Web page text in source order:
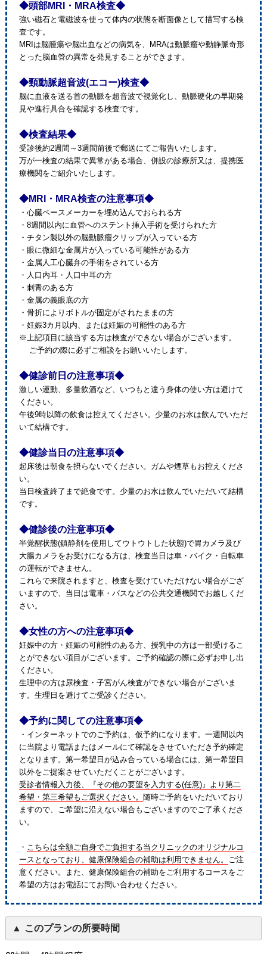
◆頭部MRI・MRA検査◆
強い磁石と電磁波を使って体内の状態を断面像として描写する検
査です。
MRIは脳腫瘍や脳出血などの病気を、MRAは動脈瘤や動静脈奇形
とった脳血管の異常を発見することができます。
◆頸動脈超音波(エコー)検査◆
脳に血液を送る首の動脈を超音波で視覚化し、動脈硬化の早期発
見や進行具合を確認する検査です。
◆検査結果◆
受診後約2週間～3週間前後で郵送にてご報告いたします。
万が一検査の結果で異常がある場合、併設の診療所又は、提携医
療機関をご紹介いたします。
◆MRI・MRA検査の注意事項◆
・心臓ペースメーカーを埋め込んでおられる方
・8週間以内に血管へのステント挿入手術を受けられた方
・チタン製以外の脳動脈瘤クリップが入っている方
・眼に微細な金属片が入っている可能性がある方
・金属人工心臓弁の手術をされている方
・人口内耳・人口中耳の方
・刺青のある方
・金属の義眼底の方
・骨折によりボトルが固定がされたままの方
・妊娠3カ月以内、または妊娠の可能性のある方
※上記項目に該当する方は検査ができない場合がございます。
ご予約の際に必ずご相談をお願いいたします。
◆健診前日の注意事項◆
激しい運動、多量飲酒など、いつもと違う身体の使い方は避けて
ください。
午後9時以降の飲食は控えてください。少量のお水は飲んでいただ
いて結構です。
◆健診当日の注意事項◆
起床後は朝食を摂らないでください。ガムや煙草もお控えくださ
い。
当日検査終了まで絶食です。少量のお水は飲んでいただいて結構
です。
◆健診後の注意事項◆
半覚醒状態(鎮静剤を使用してウトウトした状態)で胃カメラ及び
大腸カメラをお受けになる方は、検査当日は車・バイク・自転車
の運転ができません。
これらで来院されますと、検査を受けていただけない場合がござ
いますので、当日は電車・バスなどの公共交通機関でお越しくだ
さい。
◆女性の方への注意事項◆
妊娠中の方・妊娠の可能性のある方、授乳中の方は一部受けるこ
とができない項目がございます。ご予約確認の際に必ずお申し出
ください。
生理中の方は尿検査・子宮がん検査ができない場合がございま
す。生理日を避けてご受診ください。
◆予約に関しての注意事項◆
・インターネットでのご予約は、仮予約になります。一週間以内
に当院より電話またはメールにて確認をさせていただき予約確定
となります。第一希望日が込み合っている場合には、第一希望日
以外をご提案させていただくことがございます。
受診者情報入力後、『その他の要望を入力する(任意)』より第二
希望・第三希望もご選択ください。 随時ご予約をいただいており
ますので、ご希望に沿えない場合もございますのでご了承くださ
い。
・ こちらは全額ご自身でご負担する当クリニックのオリジナルコ
ースとなっており、健康保険組合の補助は利用できません。 ご注
意ください。また、健康保険組合の補助をご利用するコースをご
希望の方はお電話にてお問い合わせください。
このプランの所要時間